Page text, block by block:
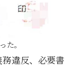
た。
違反、必要書